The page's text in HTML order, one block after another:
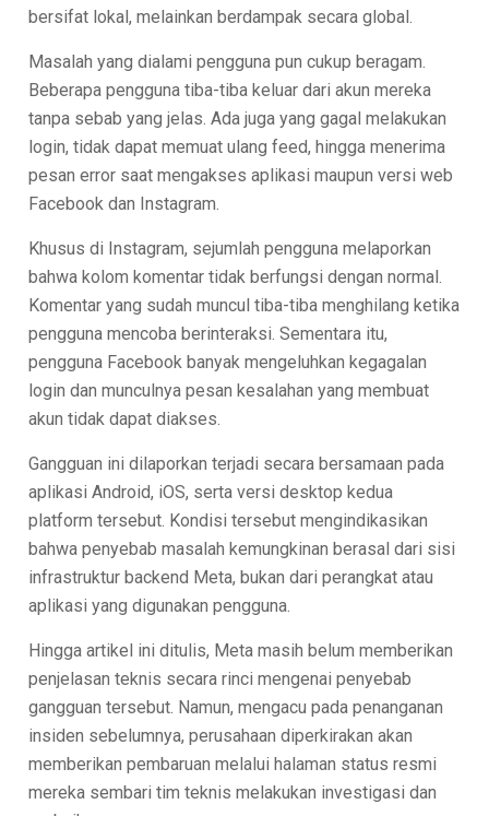
bersifat lokal, melainkan berdampak secara global.
Masalah yang dialami pengguna pun cukup beragam.
Beberapa pengguna tiba-tiba keluar dari akun mereka
tanpa sebab yang jelas. Ada juga yang gagal melakukan
login, tidak dapat memuat ulang feed, hingga menerima
pesan error saat mengakses aplikasi maupun versi web
Facebook dan Instagram.
Khusus di Instagram, sejumlah pengguna melaporkan
bahwa kolom komentar tidak berfungsi dengan normal.
Komentar yang sudah muncul tiba-tiba menghilang ketika
pengguna mencoba berinteraksi. Sementara itu,
pengguna Facebook banyak mengeluhkan kegagalan
login dan munculnya pesan kesalahan yang membuat
akun tidak dapat diakses.
Gangguan ini dilaporkan terjadi secara bersamaan pada
aplikasi Android, iOS, serta versi desktop kedua
platform tersebut. Kondisi tersebut mengindikasikan
bahwa penyebab masalah kemungkinan berasal dari sisi
infrastruktur backend Meta, bukan dari perangkat atau
aplikasi yang digunakan pengguna.
Hingga artikel ini ditulis, Meta masih belum memberikan
penjelasan teknis secara rinci mengenai penyebab
gangguan tersebut. Namun, mengacu pada penanganan
insiden sebelumnya, perusahaan diperkirakan akan
memberikan pembaruan melalui halaman status resmi
mereka sembari tim teknis melakukan investigasi dan